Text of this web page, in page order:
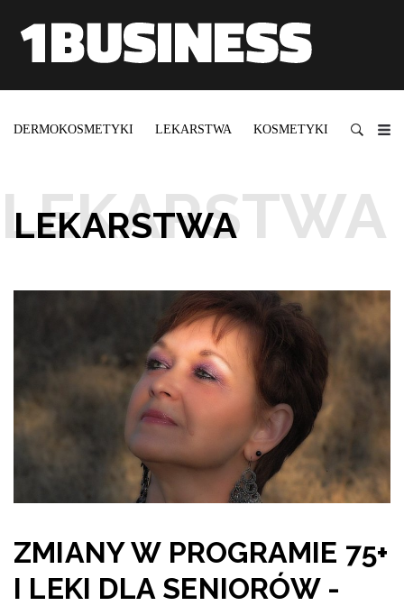
DERMOKOSMETYKI LEKARSTWA KOSMETYKI
LEKARSTWA
ZMIANY W PROGRAMIE 75+
I LEKI DLA SENIORÓW -